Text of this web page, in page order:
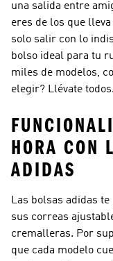
una salida entre
eres de los que
solo salir con lo
bolso ideal para tu
miles de modelos,
elegir? Llévate todos.
HORA CON
ADIDAS
Las bolsas adidas
sus correas
cremalleras. Por
que cada modelo